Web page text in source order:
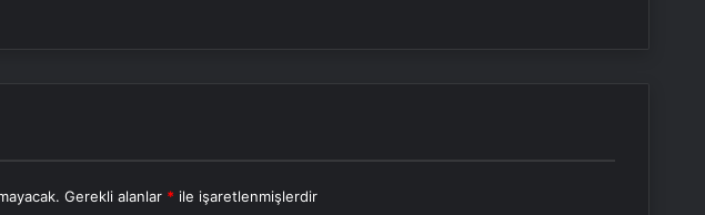
Gerekli alanlar * ile işaretlenmişlerdir